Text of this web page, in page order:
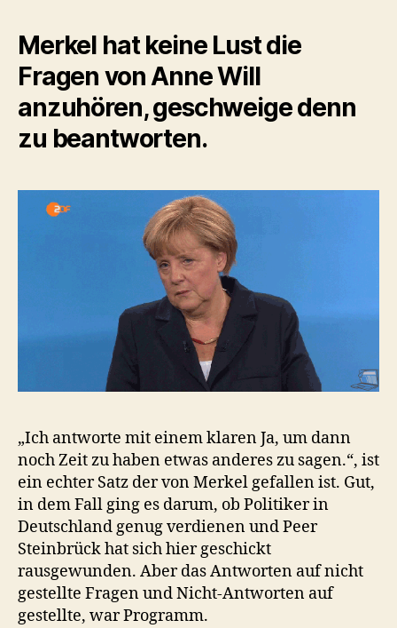
Merkel hat keine Lust die
Fragen von Anne Will
anzuhören, geschweige denn
zu beantworten.
„Ich antworte mit einem klaren Ja, um dann
noch Zeit zu haben etwas anderes zu sagen.“, ist
ein echter Satz der von Merkel gefallen ist. Gut,
in dem Fall ging es darum, ob Politiker in
Deutschland genug verdienen und Peer
Steinbrück hat sich hier geschickt
rausgewunden. Aber das Antworten auf nicht
gestellte Fragen und Nicht-Antworten auf
gestellte, war Programm.